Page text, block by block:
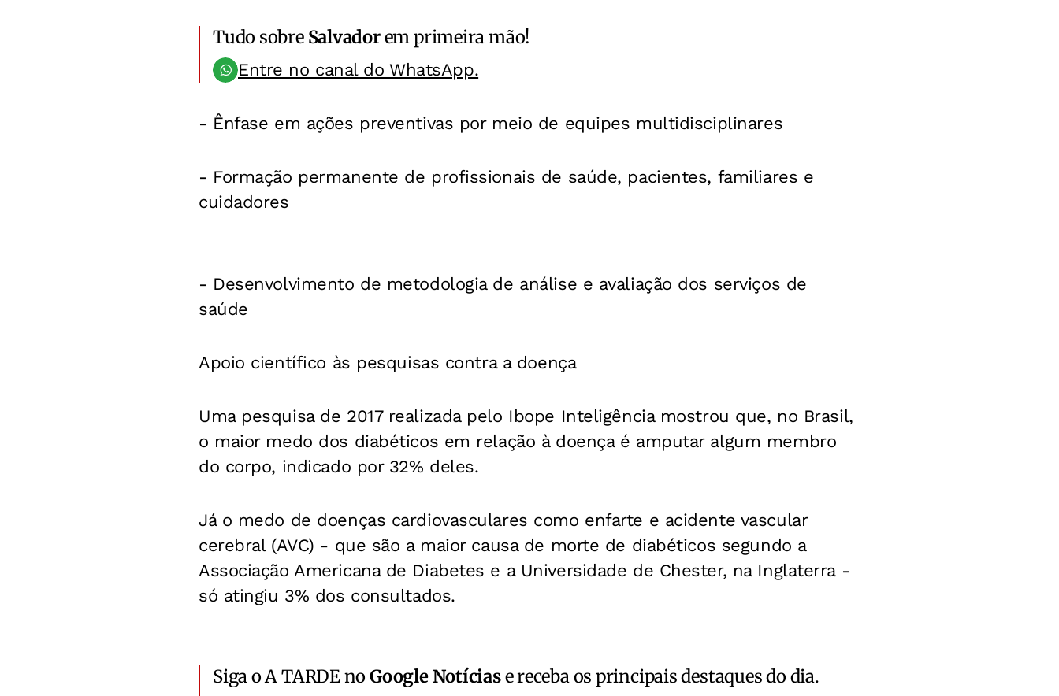
Tudo sobre Salvadorem primeira mão!
Entre no canal do WhatsApp.
- Ênfase em ações preventivas por meio de equipes multidisciplinares
- Formação permanente de profissionais de saúde, pacientes, familiares e
cuidadores
- Desenvolvimento de metodologia de análise e avaliação dos serviços de
saúde
Apoio científico às pesquisas contra a doença
Uma pesquisa de 2017 realizada pelo Ibope Inteligência mostrou que, no Brasil,
o maior medo dos diabéticos em relação à doença é amputar algum membro
do corpo, indicado por 32% deles.
Já o medo de doenças cardiovasculares como enfarte e acidente vascular
cerebral (AVC) - que são a maior causa de morte de diabéticos segundo a
Associação Americana de Diabetes e a Universidade de Chester, na Inglaterra -
só atingiu 3% dos consultados.
Siga o A TARDE noGoogle Notíciase receba os principais destaques do dia.